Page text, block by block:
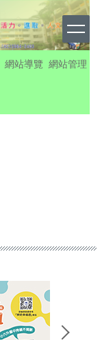
網站導覽 網站管理